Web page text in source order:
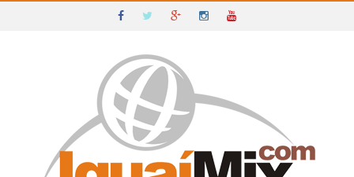
IGUAÍ E SUDOESTE DA BAHIA